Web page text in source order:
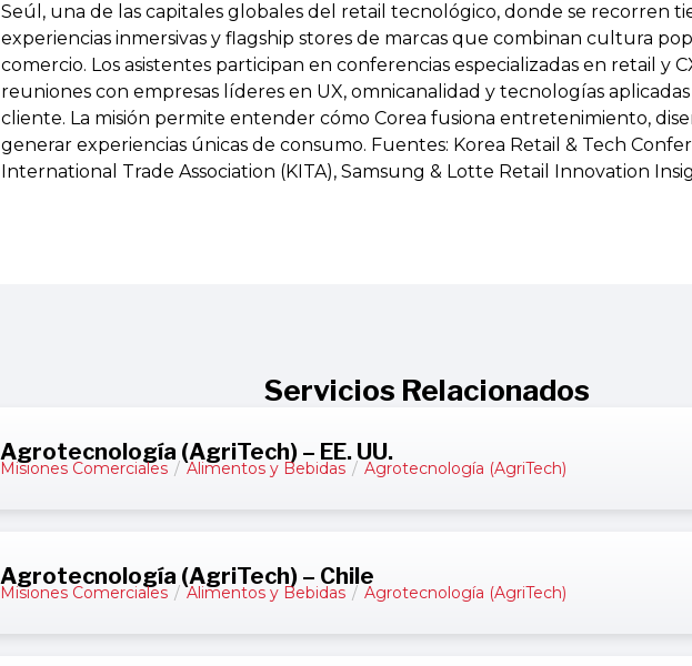
Seúl, una de las capitales globales del retail tecnológico, donde se recorren
experiencias inmersivas y flagship stores de marcas que combinan cultura
comercio. Los asistentes participan en conferencias especializadas en retail y
reuniones con empresas líderes en UX, omnicanalidad y tecnologías aplicadas
cliente. La misión permite entender cómo Corea fusiona entretenimiento,
generar experiencias únicas de consumo. Fuentes: Korea Retail & Tech
International Trade Association (KITA), Samsung & Lotte Retail Innovation
Servicios Relacionados
Agrotecnología (AgriTech) – EE. UU.
Misiones Comerciales / Alimentos y Bebidas / Agrotecnología (AgriTech)
Agrotecnología (AgriTech) – Chile
Misiones Comerciales / Alimentos y Bebidas / Agrotecnología (AgriTech)